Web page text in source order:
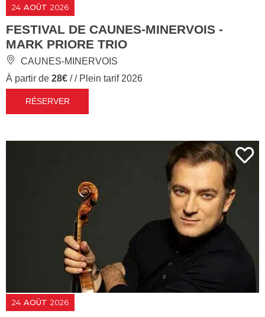
24 AOÛT 2026
FESTIVAL DE CAUNES-MINERVOIS -
MARK PRIORE TRIO
CAUNES-MINERVOIS
À partir de 28€ / / Plein tarif 2026
RÉSERVER
24 AOÛT 2026